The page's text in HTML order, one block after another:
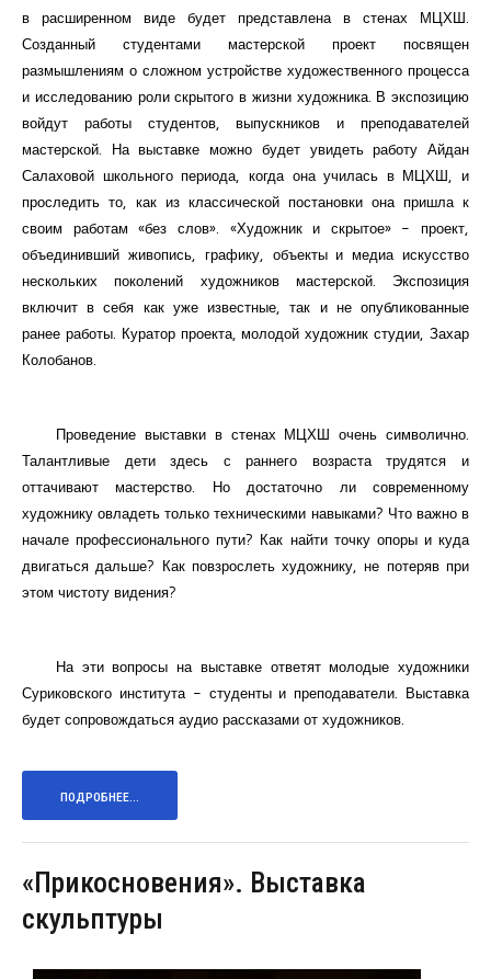
в расширенном виде будет представлена в стенах МЦХШ.
Созданный студентами мастерской проект посвящен
размышлениям о сложном устройстве художественного процесса
и исследованию роли скрытого в жизни художника. В экспозицию
войдут работы студентов, выпускников и преподавателей
мастерской. На выставке можно будет увидеть работу Айдан
Салаховой школьного периода, когда она училась в МЦХШ, и
проследить то, как из классической постановки она пришла к
своим работам «без слов». «Художник и скрытое» - проект,
объединивший живопись, графику, объекты и медиа искусство
нескольких поколений художников мастерской. Экспозиция
включит в себя как уже известные, так и не опубликованные
ранее работы. Куратор проекта, молодой художник студии, Захар
Колобанов.
Проведение выставки в стенах МЦХШ очень символично.
Талантливые дети здесь с раннего возраста трудятся и
оттачивают мастерство. Но достаточно ли современному
художнику овладеть только техническими навыками? Что важно в
начале профессионального пути? Как найти точку опоры и куда
двигаться дальше? Как повзрослеть художнику, не потеряв при
этом чистоту видения?
На эти вопросы на выставке ответят молодые художники
Суриковского института - студенты и преподаватели. Выставка
будет сопровождаться аудио рассказами от художников.
ПОДРОБНЕЕ...
«Прикосновения». Выставка
скульптуры